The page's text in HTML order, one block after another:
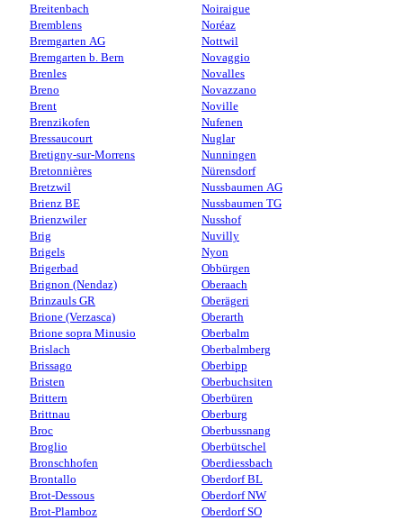
Breitenbach
Bremblens
Bremgarten AG
Bremgarten b. Bern
Brenles
Breno
Brent
Brenzikofen
Bressaucourt
Bretigny-sur-Morrens
Bretonnières
Bretzwil
Brienz BE
Brienzwiler
Brig
Brigels
Brigerbad
Brignon (Nendaz)
Brinzauls GR
Brione (Verzasca)
Brione sopra Minusio
Brislach
Brissago
Bristen
Brittern
Brittnau
Broc
Broglio
Bronschhofen
Brontallo
Brot-Dessous
Brot-Plamboz
Noiraigue
Noréaz
Nottwil
Novaggio
Novalles
Novazzano
Noville
Nufenen
Nuglar
Nunningen
Nürensdorf
Nussbaumen AG
Nussbaumen TG
Nusshof
Nuvilly
Nyon
Obbürgen
Oberaach
Oberägeri
Oberarth
Oberbalm
Oberbalmberg
Oberbipp
Oberbuchsiten
Oberbüren
Oberburg
Oberbussnang
Oberbütschel
Oberdiessbach
Oberdorf BL
Oberdorf NW
Oberdorf SO